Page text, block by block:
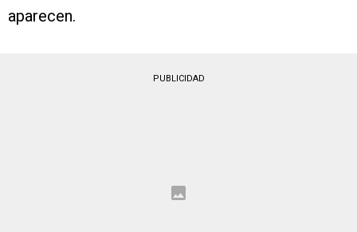
aparecen.
PUBLICIDAD